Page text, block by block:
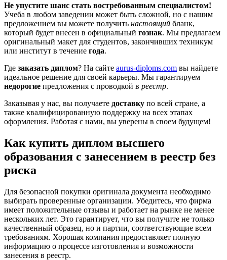
Не упустите шанс стать востребованным специалистом!
Учеба в любом заведении может быть сложной, но с нашим
предложением вы можете получить настоящий бланк,
который будет внесен в официальный гознак. Мы предлагаем
оригинальный макет для студентов, закончивших техникум
или институт в течение года.
Где заказать диплом? На сайте aurus-diploms.com вы найдете
идеальное решение для своей карьеры. Мы гарантируем
недорогие предложения с проводкой в реестр.
Заказывая у нас, вы получаете доставку по всей стране, а
также квалифицированную поддержку на всех этапах
оформления. Работая с нами, вы уверены в своем будущем!
Как купить диплом высшего
образования с занесением в реестр без
риска
Для безопасной покупки оригинала документа необходимо
выбирать проверенные организации. Убедитесь, что фирма
имеет положительные отзывы и работает на рынке не менее
нескольких лет. Это гарантирует, что вы получите не только
качественный образец, но и партии, соответствующие всем
требованиям. Хорошая компания предоставляет полную
информацию о процессе изготовления и возможности
занесения в реестр.